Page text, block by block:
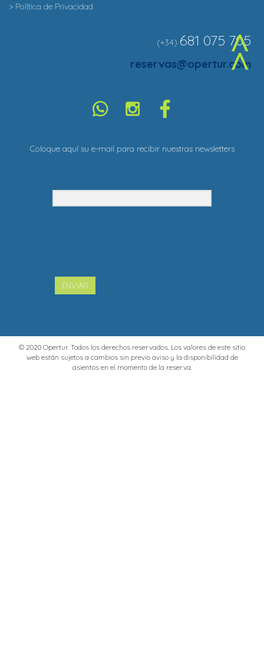
^
> Política de Privacidad
(+34) 681 075 705
reservas@opertur.com
Coloque aquí su e-mail para recibir nuestras newsletters
ENVIAR
© 2020 Opertur. Todos los derechos reservados. Los valores de este sitio
web están sujetos a cambios sin previo aviso y la disponibilidad de
asientos en el momento de la reserva.